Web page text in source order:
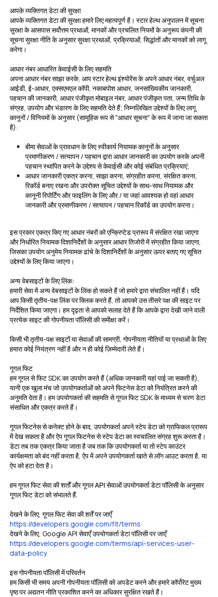
आपके व्यक्तिगत डेटा की सुरक्षा
आपके व्यक्तिगत डेटा की सुरक्षा हमारे लिए महत्वपूर्ण है। स्टार हेल्थ अनुपालन में सूचना
सुरक्षा के आसपास सर्वोत्तम प्रथाओं, मानकों और प्रचलित नियमों के अनुरूप कंपनी की
सूचना सुरक्षा नीति के अनुसार सुरक्षा प्रथाओं, प्रक्रियाओं, सिद्धांतों और मानकों को लागू
करेगा।
आधार नंबर आधारित केवाईसी के लिए सहमति
अपना आधार नंबर साझा करके, आप स्टार हेल्थ इंश्योरेंस के अपने आधार नंबर, वर्चुअल
आईडी, ई-आधार, एक्सएमएल कॉपी, नकाबपोश आधार, जनसांख्यिकीय जानकारी,
पहचान की जानकारी, आधार पंजीकृत मोबाइल नंबर, आधार पंजीकृत पता, जन्म तिथि के
संग्रह, उपयोग और भंडारण के लिए सहमति देते हैं; निम्नलिखित उद्देश्यों के लिए लागू
कानूनों / विनियमों के अनुसार (सामूहिक रूप से "आधार सूचना" के रूप में जाना जा सकता
है):
बीमा सेवाओं के प्रावधान के लिए स्वीकार्य नियामक कानूनों के अनुसार
प्रमाणीकरण / सत्यापन / पहचान द्वारा आधार जानकारी का उपयोग करके अपनी
पहचान स्थापित करने के उद्देश्य से केवाईसी और कोई संबंधित प्रक्रियाएं;
आधार जानकारी एकत्र करना, साझा करना, संग्रहीत करना, संरक्षित करना,
रिकॉर्ड बनाए रखना और उपरोक्त सूचित उद्देश्यों के साथ-साथ नियामक और
कानूनी रिपोर्टिंग और फाइलिंग के लिए और / या जहां आवश्यक हो वहां आधार
जानकारी और प्रमाणीकरण / सत्यापन / पहचान रिकॉर्ड का उपयोग करना।
इस प्रकार एकत्र किए गए आधार नंबरों को एन्क्रिप्टेड प्रारूप में संरक्षित रखा जाएगा
और निर्धारित नियामक दिशानिर्देशों के अनुसार आधार तिजोरी में संग्रहीत किया जाएगा,
जिसका उपयोग अनुमेय नियामक ढांचे के दिशानिर्देशों के अनुसार ऊपर बताए गए सूचित
उद्देश्यों के लिए किया जाएगा।
अन्य वेबसाइटों के लिए लिंक:
हमारी सेवा में अन्य वेबसाइटों के लिंक हो सकते हैं जो हमारे द्वारा संचालित नहीं हैं। यदि
आप किसी तृतीय-पक्ष लिंक पर क्लिक करते हैं, तो आपको उस तीसरे पक्ष की साइट पर
निर्देशित किया जाएगा। हम दृढ़ता से आपको सलाह देते हैं कि आपके द्वारा देखी जाने वाली
प्रत्येक साइट की गोपनीयता पॉलिसी की समीक्षा करें।
किसी भी तृतीय-पक्ष साइटों या सेवाओं की सामग्री, गोपनीयता नीतियों या प्रथाओं के लिए
हमारा कोई नियंत्रण नहीं है और न ही कोई ज़िम्मेदारी लेते हैं।
गूगल फिट
हम गूगल से फिट SDK का उपयोग करते हैं (अधिक जानकारी यहां पाई जा सकती है),
यानी एक खुला मंच जो उपयोगकर्ताओं को अपने फिटनेस डेटा को नियंत्रित करने की
अनुमति देता है। हम उपयोगकर्ता की सहमति से गूगल फिट SDK के माध्यम से चरण डेटा
संसाधित और एकत्र करते हैं।
गूगल फिटनेस से कनेक्ट होने के बाद, उपयोगकर्ता अपने स्टेप डेटा को ग्राफिकल प्रारूप
में देख सकता है और ऐप गूगल फिटनेस से स्टेप डेटा का स्वचालित संग्रह शुरू करता है।
डेटा तब तक एकत्र किया जाता है जब तक कि उपयोगकर्ता या तो स्टेप काउंटर
कार्यक्षमता को बंद नहीं करता है, ऐप में अपने उपयोगकर्ता खाते से लॉग आउट करता है, या
ऐप को हटा देता है।
हम गूगल फिट सेवा की शर्तों औरगूगल API सेवाओं उपयोगकर्ताडेटा पॉलिसी के अनुसार
गूगल फिट डेटा को संभालते हैं.
देखने के लिए, गूगल फिट सेवा की शर्तें पर जाएँ
https://developers.google.com/fit/terms
देखने के लिए, Google API सेवाएँ उपयोगकर्ता डेटा पॉलिसी पर जाएँ
https://developers.google.com/terms/api-services-user-
data-policy
इस गोपनीयता पॉलिसी में परिवर्तन
हम किसी भी समय अपनी गोपनीयता पॉलिसी को अपडेट करने और हमारे कॉर्पोरेट मुख्य
पृष्ठ पर अद्यतन नीति प्रकाशित करने का अधिकार सुरक्षित रखते हैं।